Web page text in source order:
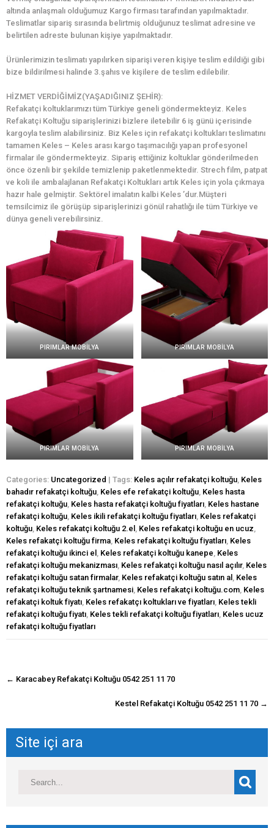
altında anlaşmalı olduğumuz Kargo firması tarafından yapılmaktadır.
Teslimatlar sipariş sırasında belirtmiş olduğunuz teslimat adresine ve
belirtilen adreste bulunan kişiye yapılmaktadır.
Ürünlerimizin teslimatı yapılırken siparişi veren kişiye teslim edildiği gibi
bize bildirilmesi halinde 3.şahıs ve kişilere de teslim edilebilir.
HİZMET VERDİĞİMİZ(YAŞADIĞINIZ ŞEHİR):
Refakatçi koltuklarımızı tüm Türkiye geneli göndermekteyiz. Keles
Refakatçi Koltuğu siparişlerinizi bizlere iletebilir 6 iş günü içerisinde
kargoyla teslim alabilirsiniz. Biz Keles için refakatçi koltukları teslimatını
tamamen Keles – Keles arası kargo taşımacılığı yapan profesyonel
firmalar ile göndermekteyiz. Sipariş ettiğiniz koltuklar gönderilmeden
önce özenli bir şekilde temizlenip paketlenmektedir. Strech film, patpat
ve koli ile ambalajlanan Refakatçi Koltukları artık Keles için yola çıkmaya
hazır hale gelmiştir. Sektörel imalatın kalbi Keles ’dur.Müşteri
temsilcimiz ile görüşüp siparişlerinizi gönül rahatlığı ile tüm Türkiye ve
dünya geneli verebilirsiniz.
PIRIMLAR MOBİLYA PIRIMLAR MOBİLYA
PIRIMLAR MOBİLYA PIRIMLAR MOBİLYA
Categories: Uncategorized | Tags: Keles açılır refakatçi koltuğu Keles
bahadır refakatçi koltuğu Keles efe refakatçi koltuğu Keles hasta
refakatçi koltuğu Keles hasta refakatçi koltuğu fiyatları Keles hastane
refakatçi koltuğu Keles ikili refakatçi koltuğu fiyatları Keles refakatçi
koltuğu Keles refakatçi koltuğu 2.el Keles refakatçi koltuğu en ucuz
Keles refakatçi koltuğu firma Keles refakatçi koltuğu fiyatları Keles
refakatçi koltuğu ikinci el
Keles refakatçi koltuğu kanepe Keles
refakatçi koltuğu mekanizması Keles refakatçi koltuğu nasıl açılır, Keles
refakatçi koltuğu satan firmalar, Keles refakatçi koltuğu satın al
Keles
refakatçi koltuğu teknik şartnamesi Keles refakatçi koltuğu.com Keles
refakatçi koltuk fiyatı Keles refakatçı koltukları ve fiyatları Keles tekli
refakatçi koltuğu fiyatı Keles tekli refakatçi koltuğu fiyatları Keles ucuz
refakatçi koltuğu fiyatları
navigasyon
← Karacabey Refakatçi Koltuğu 0542 251 11 70
Kestel Refakatçi Koltuğu 0542 251 11 70 →
Site içi ara